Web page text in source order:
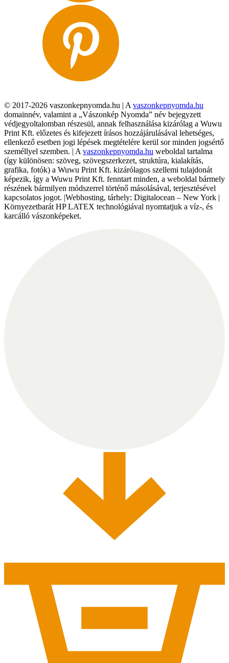
© 2017-2026 vaszonkepnyomda.hu | A vaszonkepnyomda.hu
domainnév, valamint a „Vászonkép Nyomda” név bejegyzett
védjegyoltalomban részesül, annak felhasználása kizárólag a Wuwu
Print Kft. előzetes és kifejezett írásos hozzájárulásával lehetséges,
ellenkező esetben jogi lépések megtételére kerül sor minden jogsértő
személlyel szemben. | A vaszonkepnyomda.hu weboldal tartalma
(így különösen: szöveg, szövegszerkezet, struktúra, kialakítás,
grafika, fotók) a Wuwu Print Kft. kizárólagos szellemi tulajdonát
képezik, így a Wuwu Print Kft. fenntart minden, a weboldal bármely
részének bármilyen módszerrel történő másolásával, terjesztésével
kapcsolatos jogot. |Webhosting, tárhely: Digitalocean – New York |
Környezetbarát HP LATEX technológiával nyomtatjuk a víz-, és
karcálló vászonképeket.